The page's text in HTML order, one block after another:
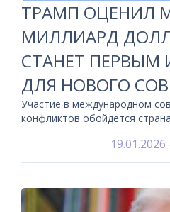
ТРАМП ОЦЕНИЛ
МИЛЛИАРД
СТАНЕТ
ДЛЯ НОВОГО
Участие в международном
конфликтов обойдется
19.01.2026